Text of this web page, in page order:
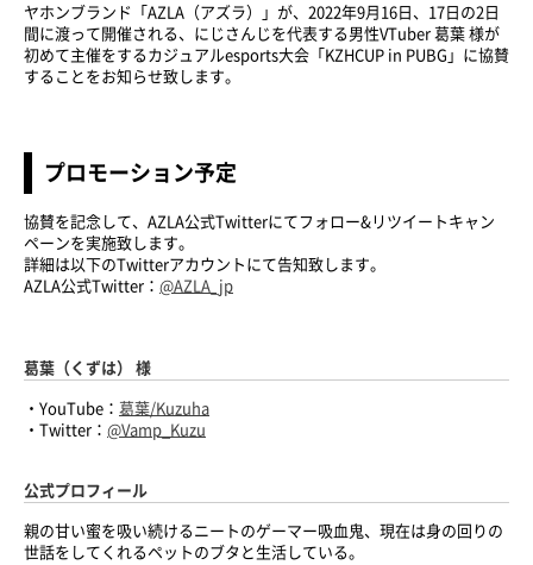
ヤホンブランド「AZLA（アズラ）」が、2022年9月16日、17日の2日
間に渡って開催される、にじさんじを代表する男性VTuber 葛葉 様が
初めて主催をするカジュアルesports大会「KZHCUP in PUBG」に協賛
することをお知らせ致します。
プロモーション予定
協賛を記念して、AZLA公式Twitterにてフォロー&リツイートキャン
ペーンを実施致します。
詳細は以下のTwitterアカウントにて告知致します。
AZLA公式Twitter： @AZLA_jp
葛葉（くずは） 様
・YouTube： 葛葉/Kuzuha
・Twitter： @Vamp_Kuzu
公式プロフィール
親の甘い蜜を吸い続けるニートのゲーマー吸血鬼、現在は身の回りの
世話をしてくれるペットのブタと生活している。